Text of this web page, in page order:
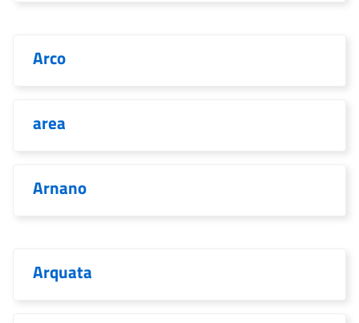
Arco
area
Arnano
Arquata